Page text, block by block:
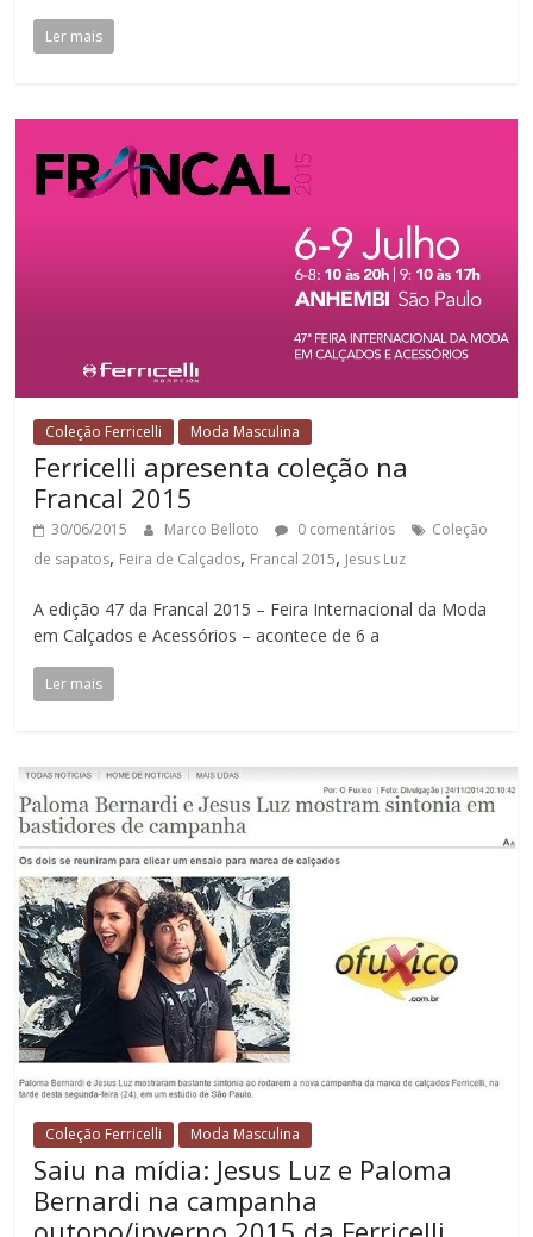
Ler mais
Coleção Ferricelli Moda Masculina
Ferricelli apresenta coleção na
Francal 2015
30/06/2015 Marco Belloto 0 comentários
Coleção
de sapatos, Feira de Calçados, Francal 2015, Jesus Luz
A edição 47 da Francal 2015 – Feira Internacional da Moda
em Calçados e Acessórios – acontece de 6 a
Ler mais
Coleção Ferricelli Moda Masculina
Saiu na mídia: Jesus Luz e Paloma
Bernardi na campanha